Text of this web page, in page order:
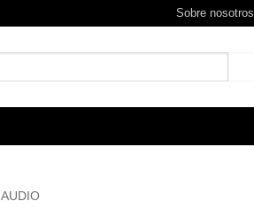
Sobre nosotros
AUDIO